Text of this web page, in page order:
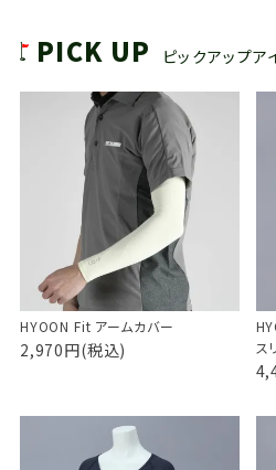
PICK UP ピックアップア
HYOON Fit アームカバー
2,970円(税込)
ス